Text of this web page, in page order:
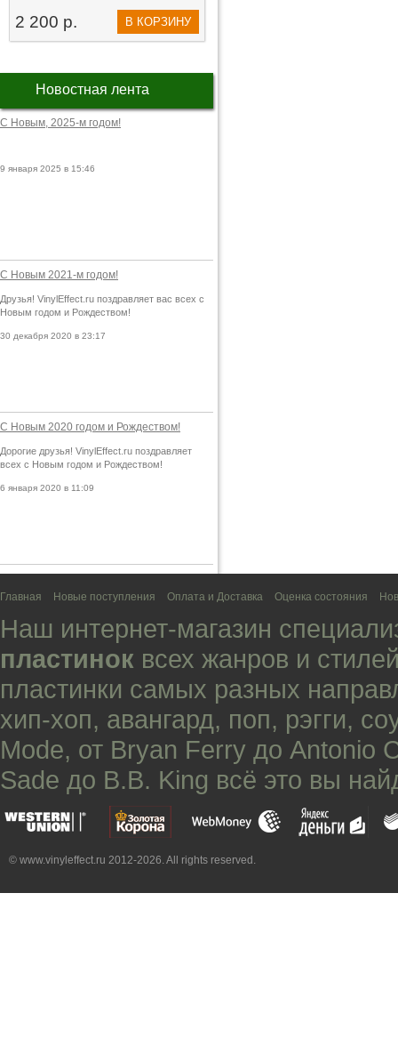
2 200 р. В КОРЗИНУ
Новостная лента
С Новым, 2025-м годом!
9 января 2025 в 15:46
С Новым 2021-м годом!
Друзья! VinylEffect.ru поздравляет вас всех с
Новым годом и Рождеством!
30 декабря 2020 в 23:17
С Новым 2020 годом и Рождеством!
Дорогие друзья! VinylEffect.ru поздравляет
всех с Новым годом и Рождеством!
6 января 2020 в 11:09
Главная Новые поступления Оплата и Доставка Оценка состояния
Наш интернет-магазин
пластинок всех жанров и
пластинки самых разных
хип-хоп, авангард, поп, рэгги,
Mode, от Bryan Ferry до Antonio
Sade до B.B. King всё это вы
© www.vinyleffect.ru 2012-2026. All rights reserved.